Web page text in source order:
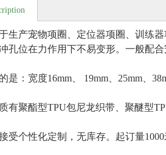
生产宠物项圈、定位器项圈、训练
孔位在力作用下不易变形。一般配
是：宽度16mm、 19mm、25mm、
有聚酯型TPU包尼龙织带、聚醚型
受个性化定制，无库存。起订量